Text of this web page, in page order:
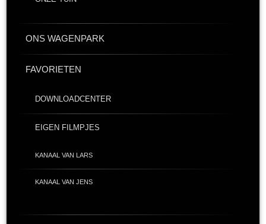
ONS WAGENPARK
FAVORIETEN
DOWNLOADCENTER
EIGEN FILMPJES
KANAAL VAN LARS
KANAAL VAN JENS